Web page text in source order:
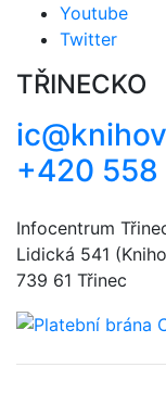
Youtube
Twitter
TŘINECKO
+420 558
Infocentrum
Lidická 541
739 61 Třinec